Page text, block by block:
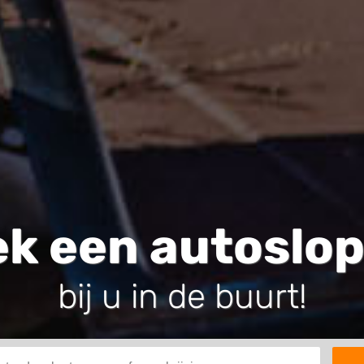
een
bij u in de buurt!